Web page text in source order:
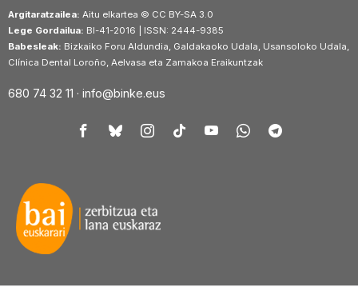
Argitaratzailea: Aitu elkartea © CC BY-SA 3.0
Lege Gordailua: BI-41-2016 | ISSN: 2444-9385
Babesleak: Bizkaiko Foru Aldundia, Galdakaoko Udala, Usansoloko Udala,
Clínica Dental Loroño, Aelvasa eta Zamakoa Eraikuntzak
680 74 32 11 · info@binke.eus